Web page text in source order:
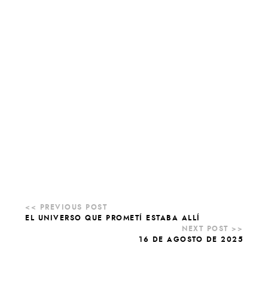
EL UNIVERSO QUE PROMETÍ ESTABA ALLÍ
16 DE AGOSTO DE 2025